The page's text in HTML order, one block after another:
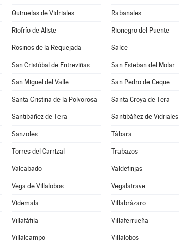
Quiruelas de Vidriales Rabanales
Riofrío de Aliste Rionegro del Puente
Rosinos de la Requejada Salce
San Cristóbal de Entreviñas San Esteban del Molar
San Miguel del Valle San Pedro de Ceque
Santa Cristina de la Polvorosa Santa Croya de Tera
Santibáñez de Tera Santibáñez de Vidriales
Sanzoles Tábara
Torres del Carrizal Trabazos
Valcabado Valdefinjas
Vega de Villalobos Vegalatrave
Videmala Villabrázaro
Villafáfila Villaferrueña
Villalcampo Villalobos